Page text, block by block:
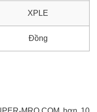
XPLE
Đồng